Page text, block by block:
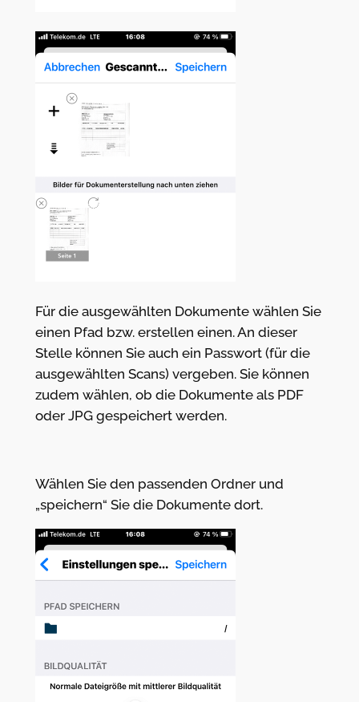
Für die ausgewählten Dokumente wählen Sie
einen Pfad bzw. erstellen einen. An dieser
Stelle können Sie auch ein Passwort (für die
ausgewählten Scans) vergeben. Sie können
zudem wählen, ob die Dokumente als PDF
oder JPG gespeichert werden.
Wählen Sie den passenden Ordner und
„speichern“ Sie die Dokumente dort.